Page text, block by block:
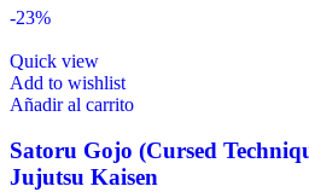
-23%
Quick view
Add to wishlist
Añadir al carrito
Satoru Gojo (Cursed
Jujutsu Kaisen